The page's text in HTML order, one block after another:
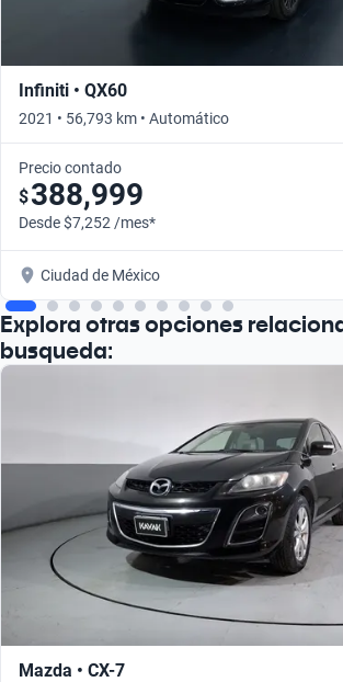
Infiniti • QX60
2021 • 56,793 km • Automático
Precio contado
$388,999
Desde $7,252 /mes*
Ciudad de México
Explora otras opciones
busqueda:
Mazda • CX-7